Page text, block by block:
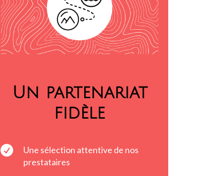
Un partenariat
fidèle

Une sélection attentive de nos
prestataires